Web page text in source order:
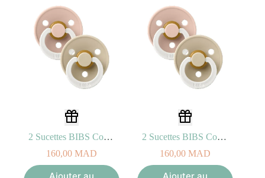
2 Sucettes BIBS Colour Anatomic Blush/Vanilla – GLOW (0-6mois)
160,00 MAD
Ajouter au
2 Sucettes BIBS Colour Anatomic Blush/Vanilla – GLOW (6-18mois)
160,00 MAD
Ajouter au